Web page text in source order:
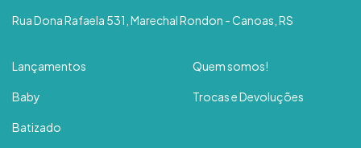
Rua Dona Rafaela 531, Marechal Rondon - Canoas, RS
Lançamentos
Baby
Batizado
Quem somos!
Trocas e Devoluções